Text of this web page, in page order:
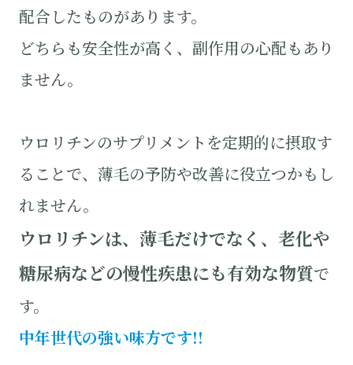
配合したものがあります。
どちらも安全性が高く、副作用の心配もあり
ません。
ウロリチンのサプリメントを定期的に摂取す
ることで、薄毛の予防や改善に役立つかもし
れません。
ウロリチンは、薄毛だけでなく、老化や
糖尿病などの慢性疾患にも有効な物質で
す。
中年世代の強い味方です!!